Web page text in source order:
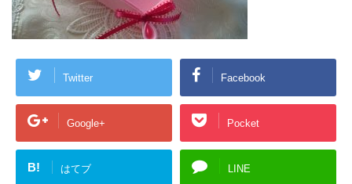
Twitter Facebook
Google+ Pocket
B! はてブ LINE